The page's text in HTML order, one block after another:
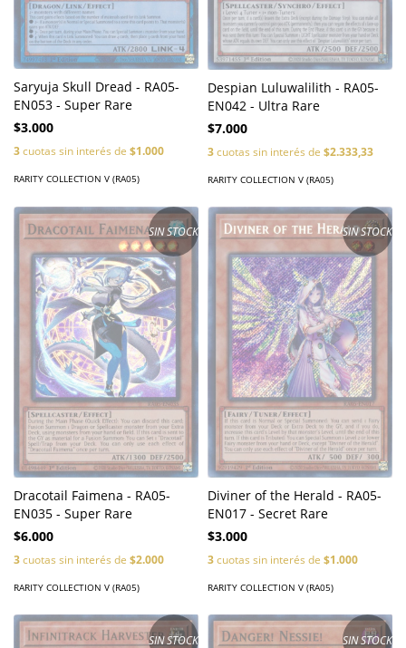
Saryuja Skull Dread - RA05-
EN053 - Super Rare
$3.000
3cuotas sin interés de $1.000
RARITY COLLECTION V (RA05)
Despian Luluwalilith - RA05-
EN042 - Ultra Rare
$7.000
3cuotas sin interés de $2.333,33
RARITY COLLECTION V (RA05)
SIN STOCK
Dracotail Faimena - RA05-
EN035 - Super Rare
$6.000
3cuotas sin interés de $2.000
RARITY COLLECTION V (RA05)
SIN STOCK
Diviner of the Herald - RA05-
EN017 - Secret Rare
$3.000
3cuotas sin interés de $1.000
RARITY COLLECTION V (RA05)
SIN STOCK SIN STOCK